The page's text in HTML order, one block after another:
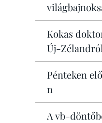
Kokas
Új-Zélandról
Pénteken
n
A vb-